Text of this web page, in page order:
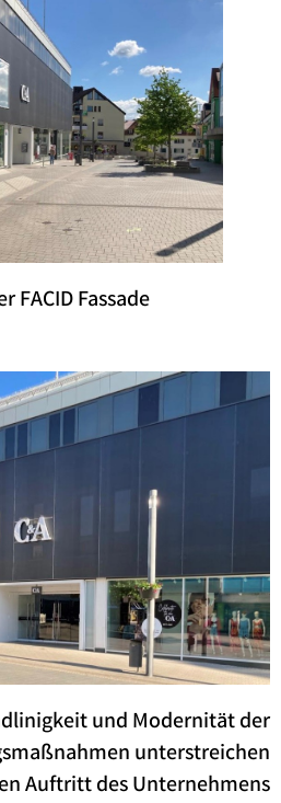
FACID Fassade
und Modernität der
unterstreichen
Auftritt des Unternehmens